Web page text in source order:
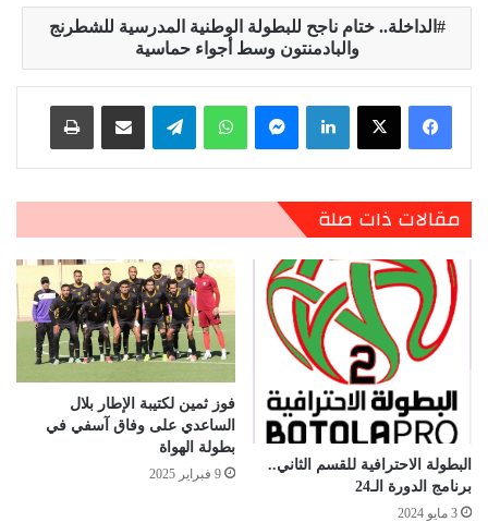
الداخلة.. ختام ناجح للبطولة الوطنية المدرسية للشطرنج
والبادمنتون وسط أجواء حماسية
لينكدإن ماسنجر واتساب تيلقرام مشاركة عبر البريد طباعة
مقالات ذات صلة
البطولة الاحترافية للقسم الثاني..
برنامج الدورة الـ24
3 مايو 2024
فوز ثمين لكتيبة الإطار بلال
الساعدي على وفاق آسفي في
بطولة الهواة
9 فبراير 2025